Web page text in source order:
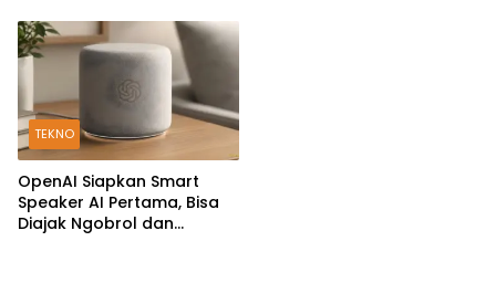
TEKNO
OpenAI Siapkan Smart
Speaker AI Pertama, Bisa
Diajak Ngobrol dan